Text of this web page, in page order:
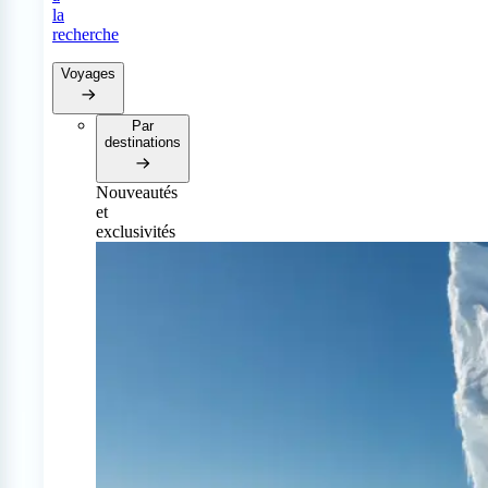
la
recherche
Voyages
Par
destinations
Nouveautés
et
exclusivités